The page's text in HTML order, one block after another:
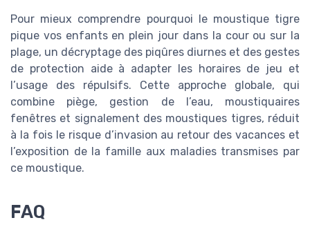
Pour mieux comprendre pourquoi le moustique tigre
pique vos enfants en plein jour dans la cour ou sur la
plage, un décryptage des piqûres diurnes et des gestes
de protection aide à adapter les horaires de jeu et
l’usage des répulsifs. Cette approche globale, qui
combine piège, gestion de l’eau, moustiquaires
fenêtres et signalement des moustiques tigres, réduit
à la fois le risque d’invasion au retour des vacances et
l’exposition de la famille aux maladies transmises par
ce moustique.
FAQ